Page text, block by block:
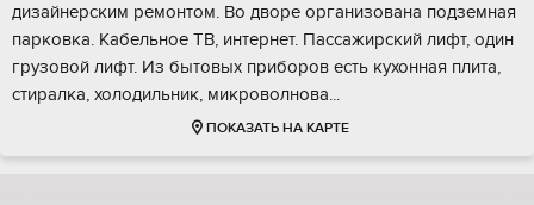
дизайнерским ремонтом. Во дворе организована подземная
парковка. Кабельное ТВ, интернет. Пассажирский лифт, один
грузовой лифт. Из бытовых приборов есть кухонная плита,
стиралка, холодильник, микроволнова...
ПОКАЗАТЬ НА КАРТЕ